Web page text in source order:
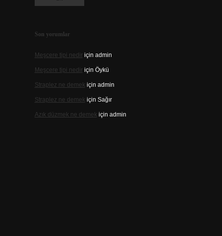
Son yorumlar
Meşcere tipi nediriçin admin
Meşcere tipi nediriçin Öykü
Straplez ne demek için admin
Straplez ne demek için Sağır
Azık düzmek ne demek için admin